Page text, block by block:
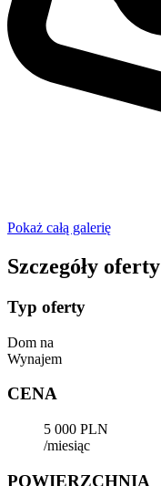
Pokaż całą galerię
Szczegóły oferty
Typ oferty
Dom na
Wynajem
CENA
5 000 PLN
/miesiąc
POWIERZCHNIA